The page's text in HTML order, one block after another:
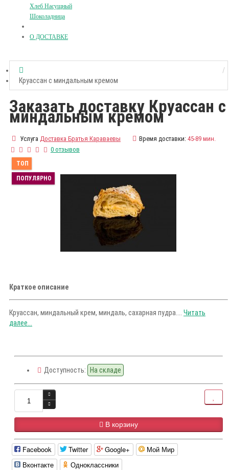
Хлеб Насущный
Шоколадница
О ДОСТАВКЕ
Круассан с миндальным кремом
Заказать доставку Круассан с
миндальным кремом
Услуга Доставка Братья Караваевы Время доставки: 45-89 мин.
0 отзывов
ТОП
ПОПУЛЯРНО
Краткое описание
Круассан, миндальный крем, миндаль, сахарная пудра.... Читать
далее...
Доступность: На складе
В корзину
Facebook Twitter Google+
Мой Мир
Вконтакте
Одноклассники